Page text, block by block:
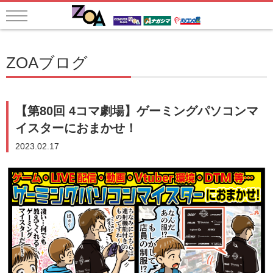
ZOAブログ
【第80回 4コマ劇場】ゲーミングパソコンマ
イスターにおまかせ！
2023.02.17